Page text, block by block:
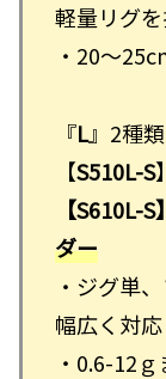
軽量リグ
・20～
『L』2種類
【S510L-S】
【S610L-S】
ダー
・ジグ単
幅広く対応
・0.6-12